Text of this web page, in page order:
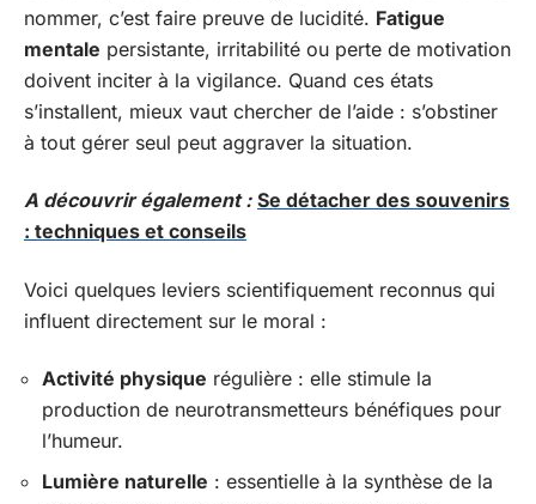
nommer, c’est faire preuve de lucidité. Fatigue
mentale persistante, irritabilité ou perte de motivation
doivent inciter à la vigilance. Quand ces états
s’installent, mieux vaut chercher de l’aide : s’obstiner
à tout gérer seul peut aggraver la situation.
A découvrir également : Se détacher des souvenirs
: techniques et conseils
Voici quelques leviers scientifiquement reconnus qui
influent directement sur le moral :
Activité physique régulière : elle stimule la
production de neurotransmetteurs bénéfiques pour
l’humeur.
Lumière naturelle : essentielle à la synthèse de la